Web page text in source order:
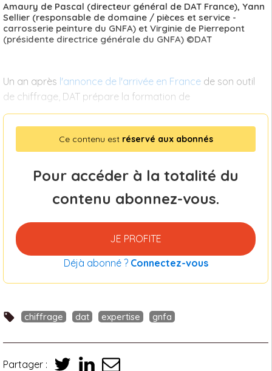
Amaury de Pascal (directeur général de DAT France), Yann
Sellier (responsable de domaine / pièces et service -
carrosserie peinture du GNFA) et Virginie de Pierrepont
(présidente directrice générale du GNFA) ©DAT
Un an après l'annonce de l'arrivée en France de son outil
de chiffrage, DAT prépare la formation de
Ce contenu est réservé aux abonnés
Pour accéder à la totalité du
contenu abonnez-vous.
JE PROFITE
Déjà abonné ? Connectez-vous
chiffrage dat expertise gnfa
Partager :